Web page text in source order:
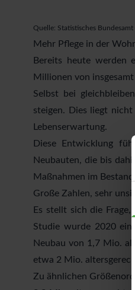
Quelle: Statistisches Bundesamt
Mehr Pflege in der
Bereits heute werden
Millionen von
Selbst bei
steigen. Dies liegt
Lebenserwartung.
Diese Entwicklung
Neubauten, die bis
Maßnahmen im
Große Zahlen, sehr
Es stellt sich die
Studie wurde 2020
Neubau von 1,7 Mio.
etwa 2 Mio.
Zu ähnlichen